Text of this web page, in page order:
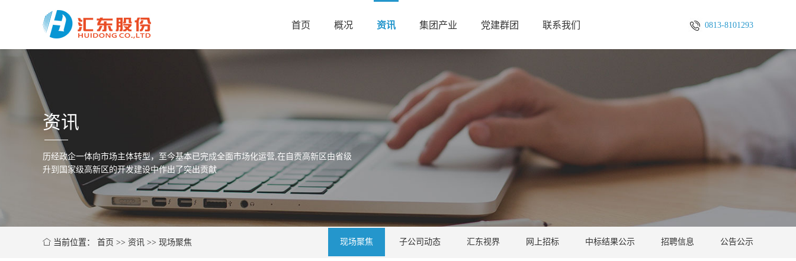
首页 概况 资讯 集团产业 党建群团 联系我们 0813-8101293
资讯
历经政企一体向市场主体转型，至今基本已完成全面市场化运营,在自贡高新区由省级
升到国家级高新区的开发建设中作出了突出贡献
当前位置： 首页 >> 资讯 >> 现场聚焦 现场聚焦 子公司动态 汇东视界 网上招标 中标结果公示 招聘信息 公告公示